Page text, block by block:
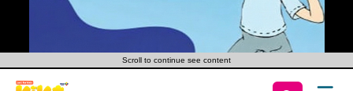
Scroll to continue see content